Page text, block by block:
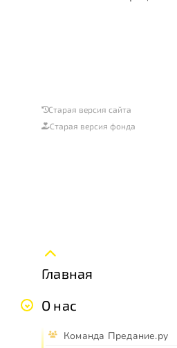
Старая версия сайта
Старая версия фонда
Главная
О нас
Команда Предание.ру